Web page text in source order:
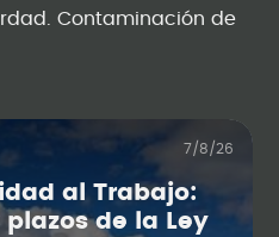
Contaminación de
7/8/26
al Trabajo:
de la Ley